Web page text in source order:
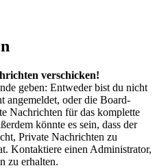
verschicken!
geben: Entweder bist du nicht
angemeldet, oder die Board-
Nachrichten für das komplette
könnte es sein, dass der
Private Nachrichten zu
Kontaktiere einen Administrator,
zu erhalten.